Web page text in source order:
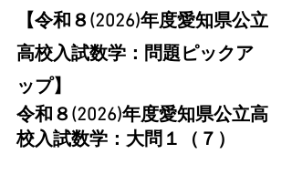
【令和８(2026)年度愛知県公立
高校入試数学：問題ピックア
ップ】
令和８(2026)年度愛知県公立高
校入試数学：大問１（７）